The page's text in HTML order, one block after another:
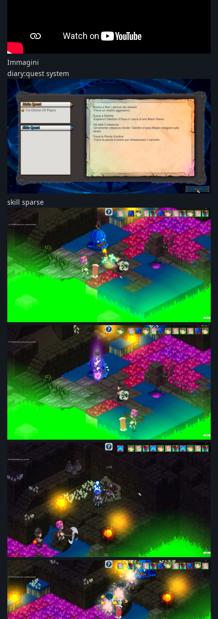
Immagini
diary:quest system
skill sparse